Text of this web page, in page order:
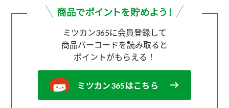
ミツカン365に会員登録して
商品バーコードを読み取ると
ポイントがもらえる！
ミツカン365はこちら